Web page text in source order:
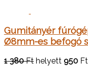
Gumitányér
Ø8mm-es befogó
1 380 Ft helyett 950 Ft